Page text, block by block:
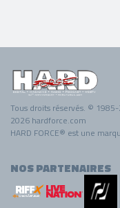
Tous droits réservés. ©
2026 hardforce.com
HARD FORCE® est une
NOS PARTENAIRES